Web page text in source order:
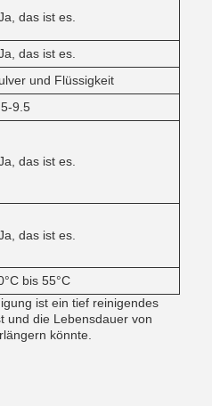
das ist es.
das ist es.
und Flüssigkeit
9.5
das ist es.
das ist es.
bis 55°C
ist ein tief reinigendes
und die Lebensdauer von
könnte.